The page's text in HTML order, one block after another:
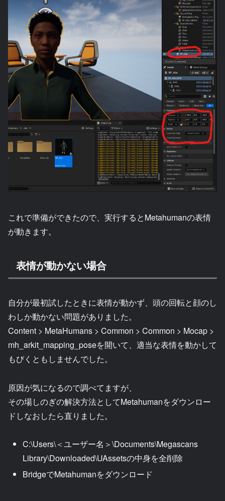
これで準備ができたので、実行するとMetahumanの表情
が動きます。
表情が動かない場合
自分が最初試したときに表情が動かず、頭の回転と顔のし
わしか動かない問題がありました。
Content > MetaHumans > Common > Common > Mocap >
mh_arkit_mapping_poseを開いて、適当な表情を動かして
もびくともしませんでした。
原因が気になるので調べてますが、
その場しのぎの解決方法としてMetahumanをダウンロー
ドしなおしたら直りました。
C:\Users\＜ユーザー名＞\Documents\Megascans
Library\Downloaded\UAssetsの中身を全削除
BridgeでMetahumanをダウンロード